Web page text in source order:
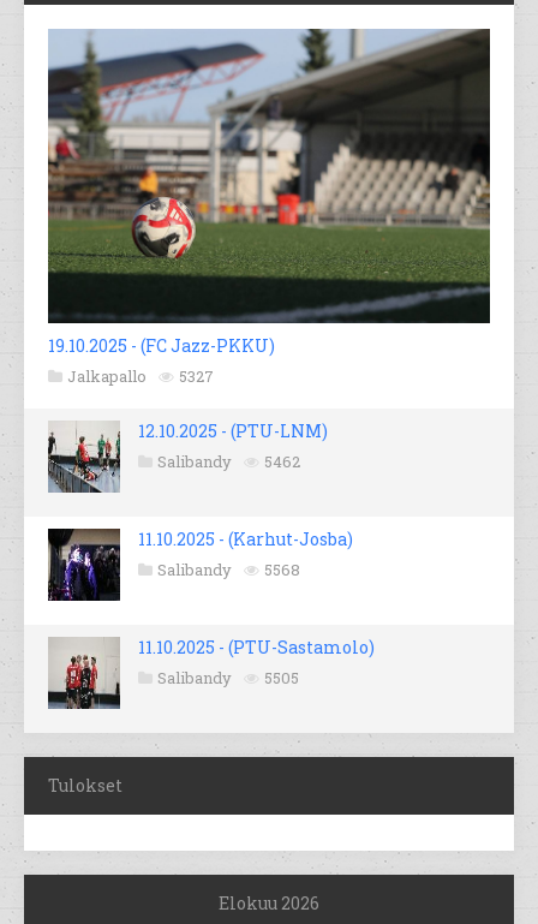
19.10.2025 - (FC Jazz-PKKU)
Jalkapallo 5327
12.10.2025 - (PTU-LNM)
Salibandy 5462
11.10.2025 - (Karhut-Josba)
Salibandy 5568
11.10.2025 - (PTU-Sastamolo)
Salibandy 5505
Tulokset
Elokuu 2026